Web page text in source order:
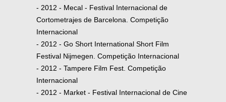
- 2012 - Mecal - Festival Internacional de
Cortometrajes de Barcelona. Competição
Internacional
- 2012 - Go Short International Short Film
Festival Nijmegen. Competição Internacional
- 2012 - Tampere Film Fest. Competição
Internacional
- 2012 - Market - Festival Internacional de Cine